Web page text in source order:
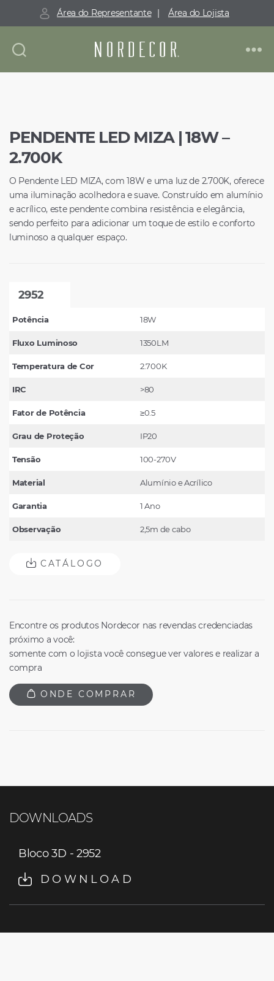
Área do Representante | Área do Lojista
Nordecor
PENDENTE LED MIZA | 18W –
2.700K
O Pendente LED MIZA, com 18W e uma luz de 2.700K, oferece
uma iluminação acolhedora e suave. Construído em alumínio
e acrílico, este pendente combina resistência e elegância,
sendo perfeito para adicionar um toque de estilo e conforto
luminoso a qualquer espaço.
2952
Potência 18W
Fluxo Luminoso 1350LM
Temperatura de Cor 2.700K
IRC >80
Fator de Potência ≥0.5
Grau de Proteção IP20
Tensão 100-270V
Material Alumínio e Acrílico
Garantia 1 Ano
Observação 2,5m de cabo
CATÁLOGO
Encontre os produtos Nordecor nas revendas credenciadas
próximo a você:
somente com o lojista você consegue ver valores e realizar a
compra
ONDE COMPRAR
DOWNLOADS
Bloco 3D - 2952
DOWNLOAD